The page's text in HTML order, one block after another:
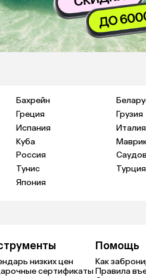
Бахрейн
Греция Грузия
Испания Италия
Куба
Россия
Тунис Турция
Япония
низких цен
сертификаты
Помощь
Как
Правила